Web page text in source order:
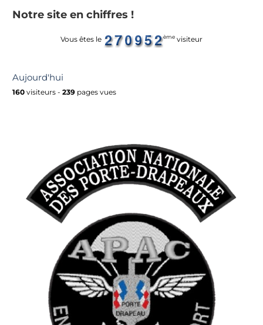
Notre site en chiffres !
Vous êtes le ème visiteur
Aujourd'hui
160 visiteurs - 239 pages vues